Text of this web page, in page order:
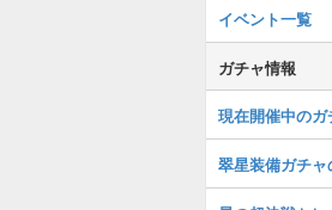
イベント一覧
ガチャ情報
現在開催中のガ
翠星装備ガチャ